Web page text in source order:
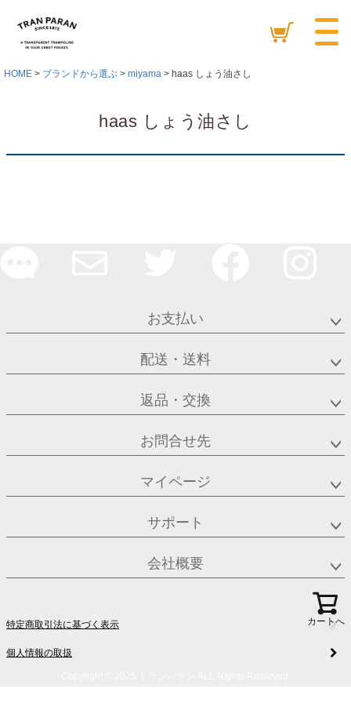
HOME ブランドから選ぶ miyama haas しょう油さし
haas しょう油さし
お支払い
配送・送料
返品・交換
お問合せ先
マイページ
サポート
会社概要
特定商取引法に基づく表示
個人情報の取扱
カートへ